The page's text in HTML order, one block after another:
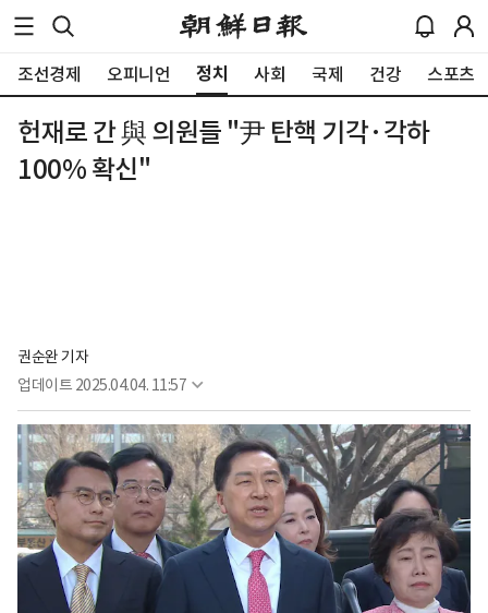
조선경제 오피니언 정치 사회 국제 건강 스포츠
헌재로 간 與 의원들 "尹 탄핵 기각·각하
100% 확신"
권순완 기자
업데이트 2025.04.04. 11:57